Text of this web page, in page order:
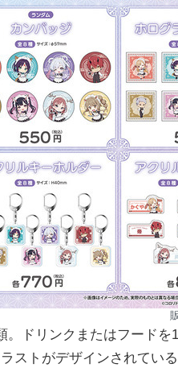
。ドリンクまたはフード
ストがデザインされてい